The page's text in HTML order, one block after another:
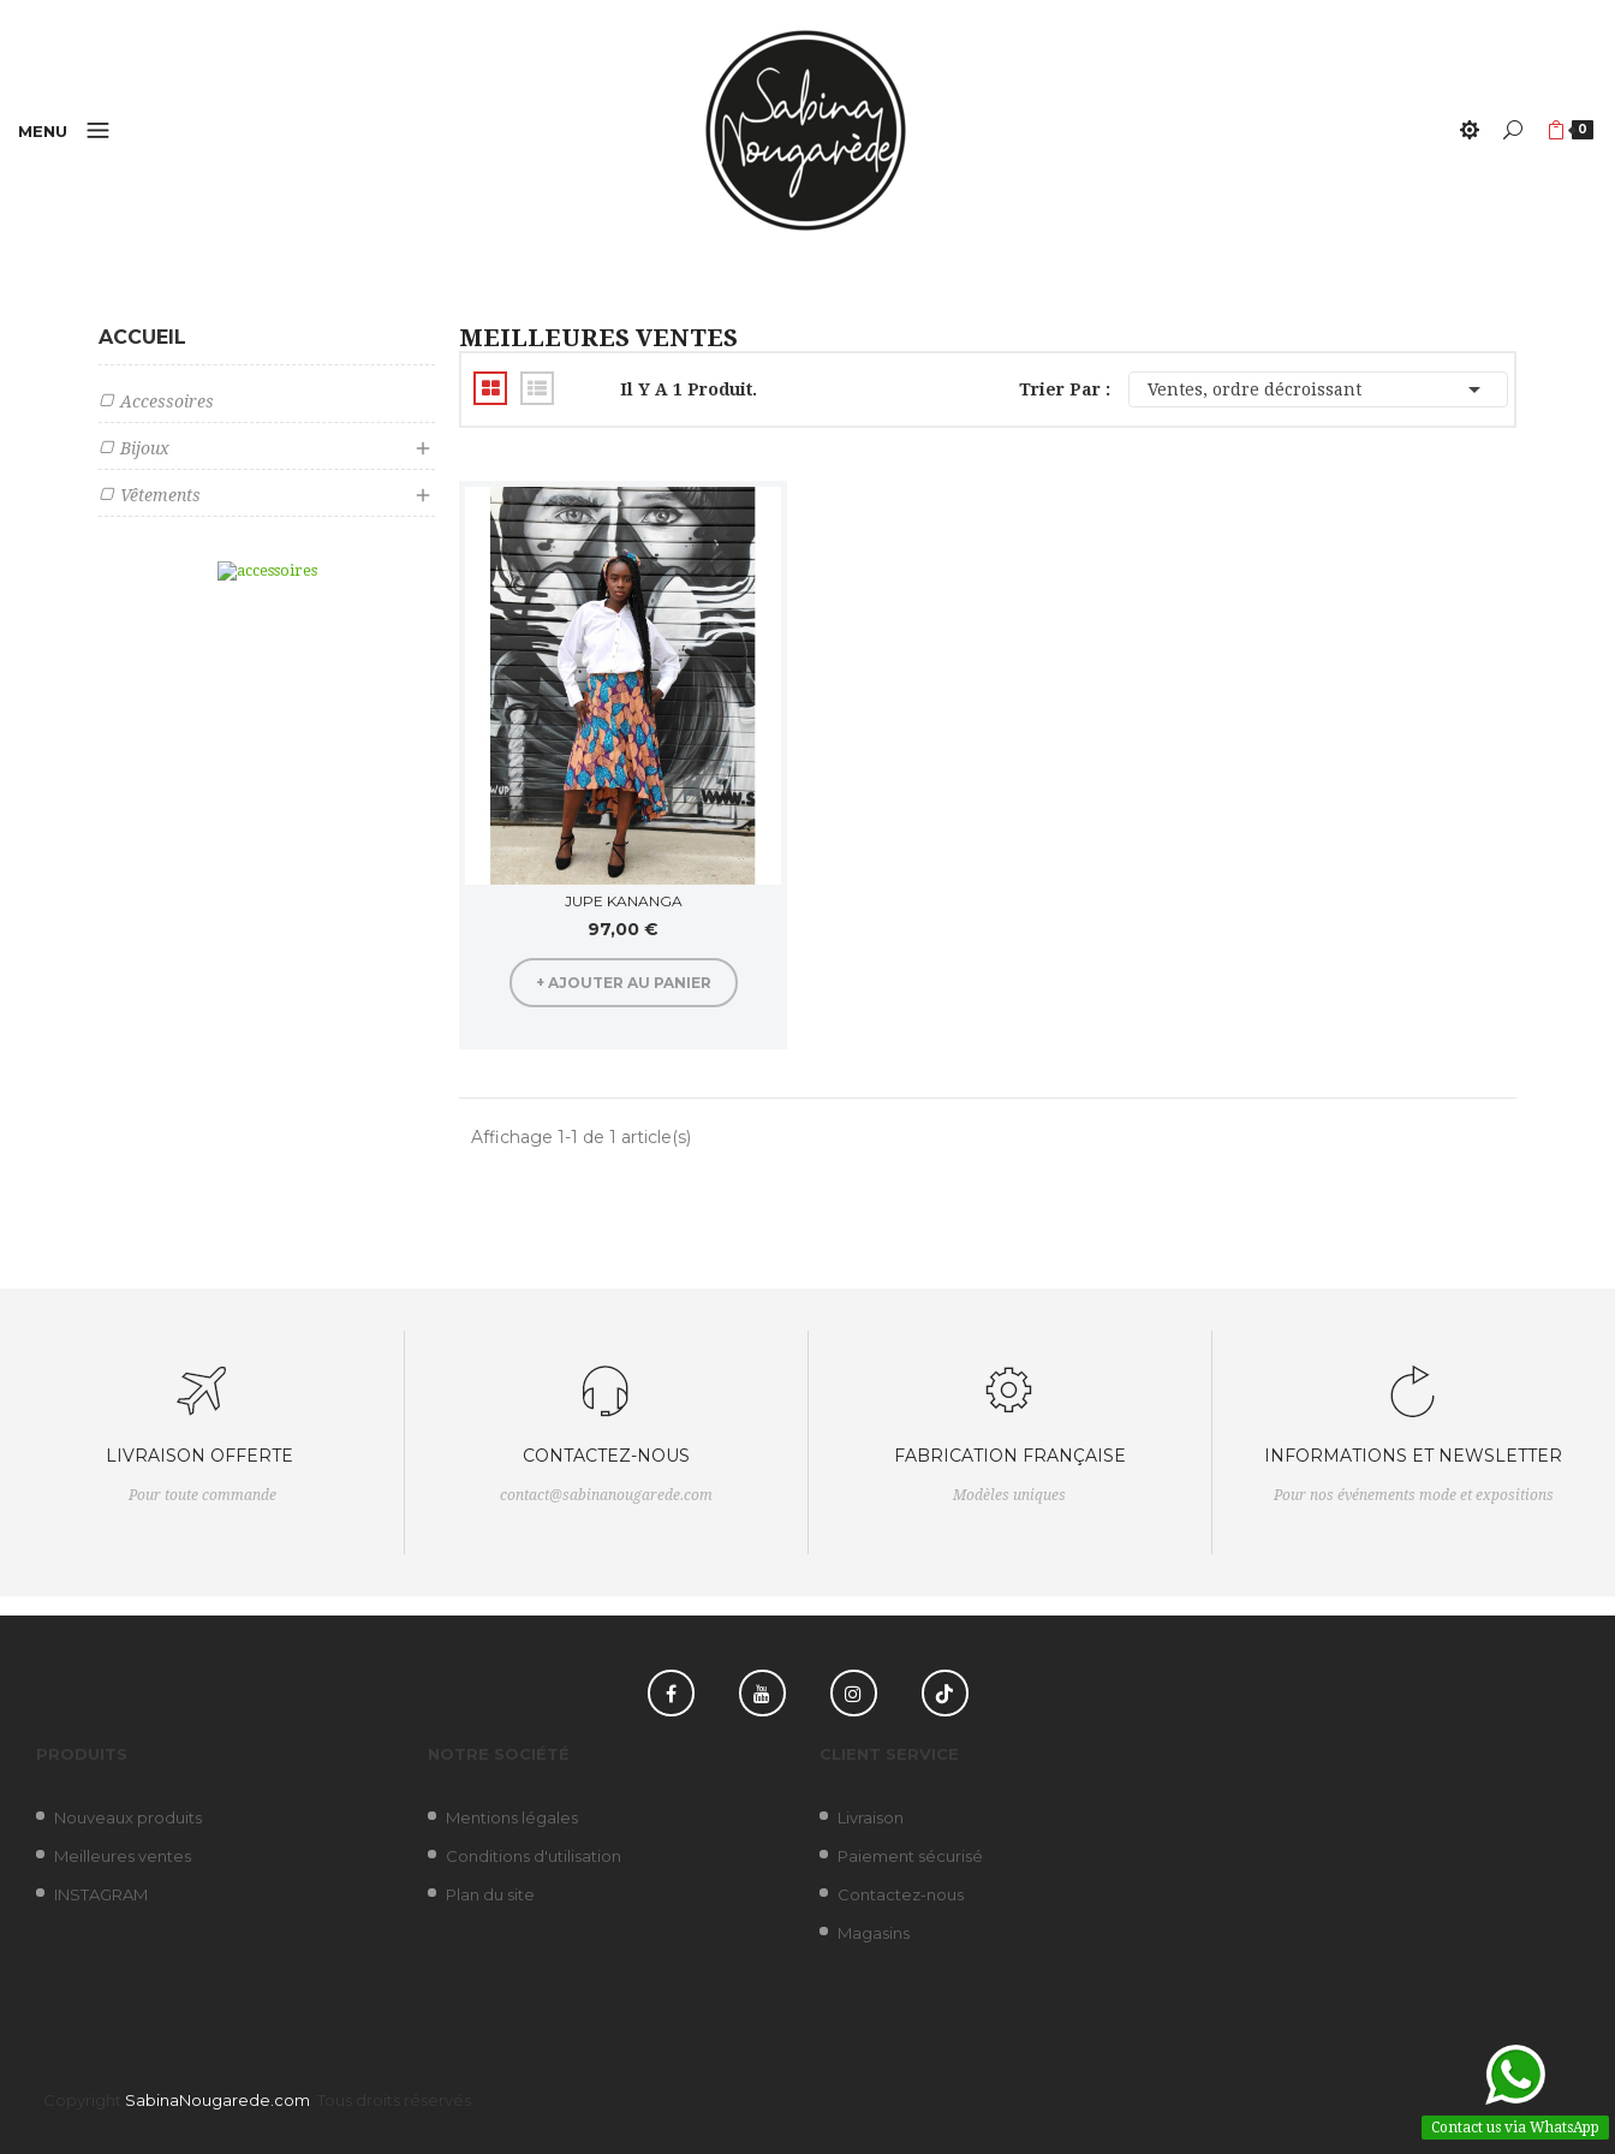
MENU 0
ACCUEIL
Accessoires
Bijoux 
Vêtements 
MEILLEURES VENTES
Il Y A 1 Produit. Trier Par : Ventes, ordre décroissant 
JUPE KANANGA
97,00 €
+ AJOUTER AU PANIER
Affichage 1-1 de 1 article(s)
LIVRAISON OFFERTE
Pour toute commande
CONTACTEZ-NOUS
contact@sabinanougarede.com
FABRICATION FRANÇAISE
Modèles uniques
INFORMATIONS ET NEWSLETTER
Pour nos événements mode et expositions
Nouveaux produits
Meilleures ventes
INSTAGRAM
Mentions légales
Conditions d'utilisation
Plan du site
Livraison
Paiement sécurisé
Contactez-nous
Magasins
Contact us via WhatsApp
SabinaNougarede.com